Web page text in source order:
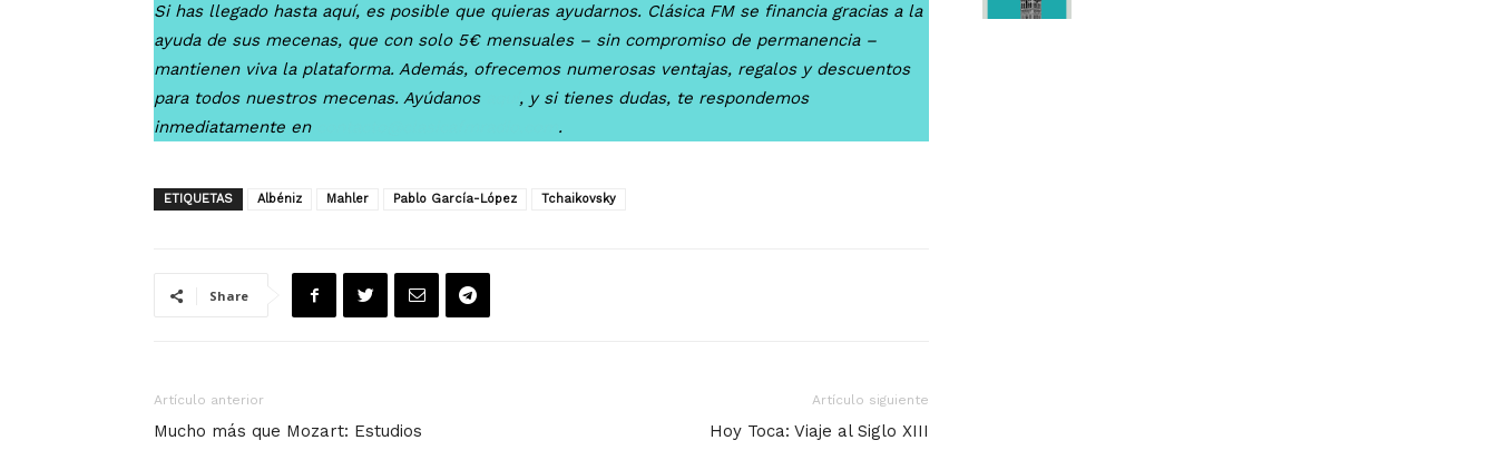
Si has llegado hasta aquí, es posible que quieras ayudarnos. Clásica FM se financia gracias a la
ayuda de sus mecenas, que con solo 5€ mensuales – sin compromiso de permanencia –
mantienen viva la plataforma. Además, ofrecemos numerosas ventajas, regalos y descuentos
para todos nuestros mecenas. Ayúdanos
, y si tienes dudas, te respondemos
inmediatamente en
.
ETIQUETAS Albéniz Mahler Pablo García-López Tchaikovsky
Share
Artículo anterior
Mucho más que Mozart: Estudios
Artículo siguiente
Hoy Toca: Viaje al Siglo XIII